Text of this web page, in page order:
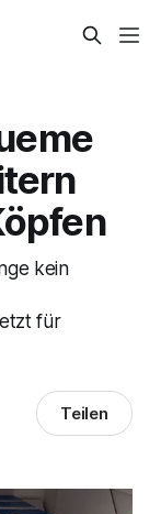
kein
für
Teilen